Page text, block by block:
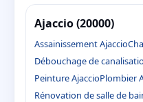
Ajaccio (20000)
Assainissement Ajaccio
Débouchage de
Peinture AjaccioPlombier
Rénovation de salle de